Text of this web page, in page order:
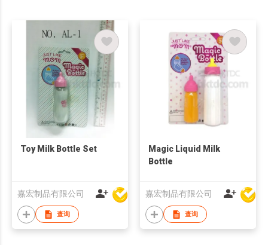
Toy Milk Bottle Set
嘉宏制品有限公司
查询
Magic Liquid Milk
Bottle
嘉宏制品有限公司
查询